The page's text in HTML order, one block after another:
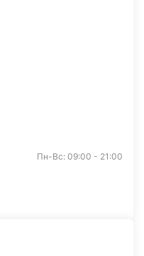
Пн-Вс: 09:00 - 21:00